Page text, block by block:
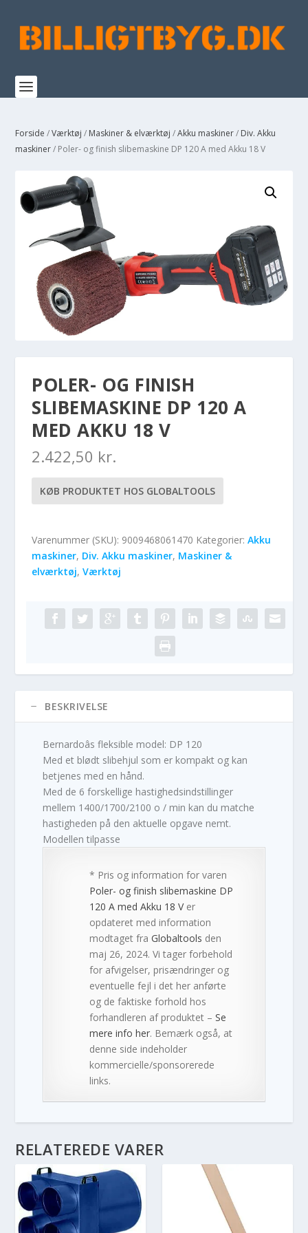
Forside /Værktøj / Maskiner & elværktøj /Akku maskiner/ Div. Akku
maskiner/ Poler- og finish slibemaskine DP 120 A med Akku 18 V
POLER- OG FINISH
SLIBEMASKINE DP 120 A
MED AKKU 18 V
2.422,50 kr.
KØB PRODUKTET HOS GLOBALTOOLS
Varenummer (SKU): 9009468061470 Kategorier:Akku
maskiner, Div. Akku maskiner, Maskiner &
elværktøj,Værktøj
BESKRIVELSE
Bernardoâs fleksible model: DP 120
Med et blødt slibehjul som er kompakt og kan
betjenes med en hånd.
Med de 6 forskellige hastighedsindstillinger
mellem 1400/1700/2100 o / min kan du matche
hastigheden på den aktuelle opgave nemt.
Modellen tilpasse
* Pris og information for varen
Poler- og finish slibemaskine DP
120 A med Akku 18 Ver
opdateret med information
modtaget fraGlobaltools den
maj 26, 2024. Vi tager forbehold
for afvigelser, prisændringer og
eventuelle fejl i det her anførte
og de faktiske forhold hos
forhandleren af produktet –Se
mere info her. Bemærk også, at
denne side indeholder
kommercielle/sponsorerede
links.
RELATEREDE VARER